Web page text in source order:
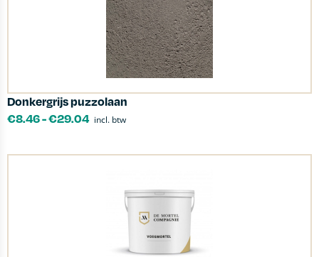
Donkergrijs puzzolaan
€8.46-€29.04 incl. btw